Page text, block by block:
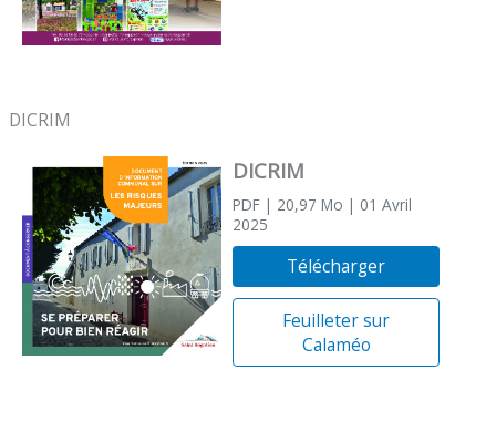
DICRIM
DICRIM
PDF| 20,97 Mo | 01 Avril
2025
Télécharger
Feuilleter sur
Calaméo